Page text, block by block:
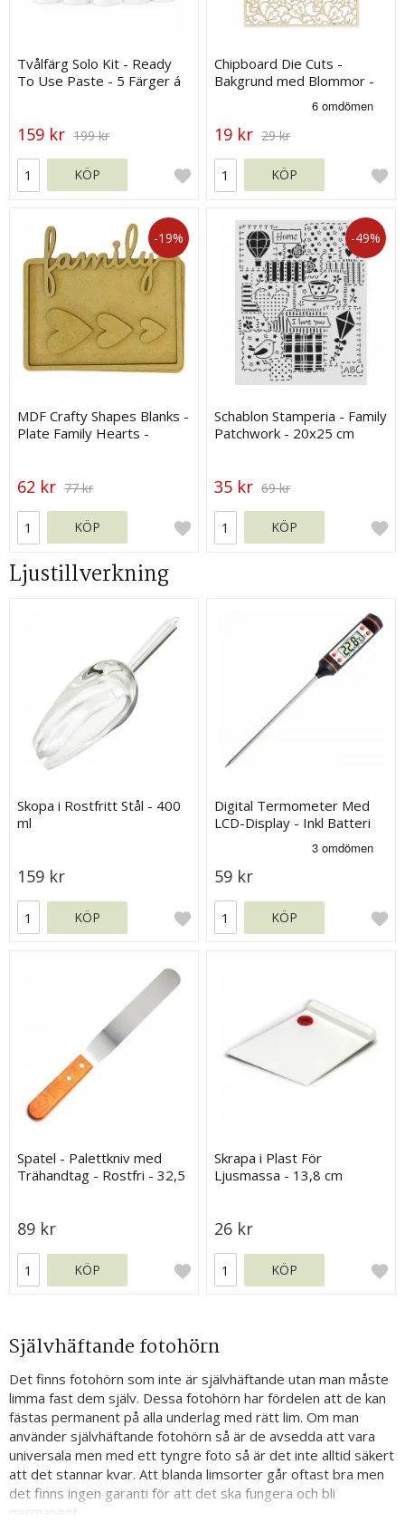
Tvålfärg Solo Kit - Ready
To Use Paste - 5 Färger á
159 kr 199 kr
KÖP
Chipboard Die Cuts -
Bakgrund med Blommor -
19 kr 29 kr
KÖP
-19%
MDF Crafty Shapes Blanks -
Plate Family Hearts -
62 kr 77 kr
KÖP
-49%
Schablon Stamperia - Family
Patchwork - 20x25 cm
35 kr 69 kr
KÖP
Ljustillverkning
Skopa i Rostfritt Stål - 400
ml
159 kr
KÖP
Digital Termometer Med
LCD-Display - Inkl Batteri
59 kr
KÖP
Spatel - Palettkniv med
Trähandtag - Rostfri - 32,5
89 kr
KÖP
Skrapa i Plast För
Ljusmassa - 13,8 cm
26 kr
KÖP
Självhäftande fotohörn
Det finns fotohörn som inte är självhäftande utan man måste
limma fast dem själv. Dessa fotohörn har fördelen att de kan
fästas permanent på alla underlag med rätt lim. Om man
använder självhäftande fotohörn så är de avsedda att vara
universala men med ett tyngre foto så är det inte alltid säkert
att det stannar kvar. Att blanda limsorter går oftast bra men
det finns ingen garanti för att det ska fungera och bli
permanent.